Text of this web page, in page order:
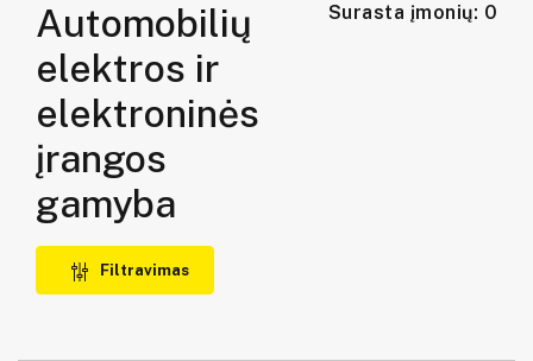
Automobilių
elektros ir
elektroninės
įrangos
gamyba
Surasta įmonių: 0
Filtravimas